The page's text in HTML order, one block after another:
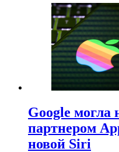
Google могла
партнером
новой Siri